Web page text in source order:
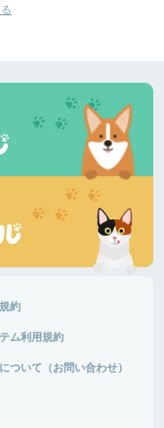
約
ム利用規約
ついて（お問い合わせ）